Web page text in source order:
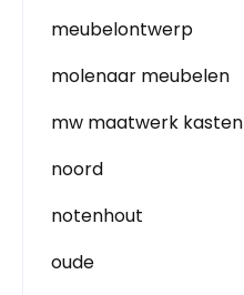
meubelontwerp
molenaar meubelen
mw maatwerk kasten
noord
notenhout
oude